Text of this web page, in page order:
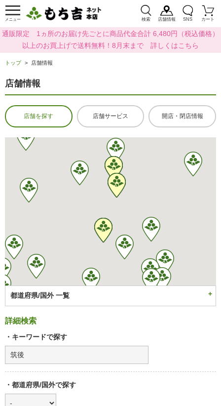
メニュー 検索 店舗情報 SNS カート
通販限定 1ヵ所のお届け先ごとに商品代金合計 6,480円（税込価格）
以上のお買上げで送料無料！8月末まで 詳しくはこちら
トップ 店舗情報
店舗情報
店舗を探す 店舗サービス 開店・閉店情報
都道府県/国外 一覧
詳細検索
・キーワードで探す
・都道府県/国外で探す